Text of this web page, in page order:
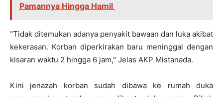
Pamannya Hingga Hamil
"Tidak ditemukan adanya penyakit bawaan dan luka akibat
kekerasan. Korban diperkirakan baru meninggal dengan
kisaran waktu 2 hingga 6 jam," Jelas AKP Mistanada.
Kini jenazah korban sudah dibawa ke rumah duka